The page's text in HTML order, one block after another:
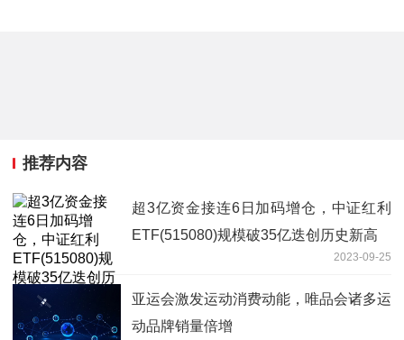
推荐内容
超3亿资金接连6日加码增仓，中证红利
ETF(515080)规模破35亿迭创历史新高
2023-09-25
亚运会激发运动消费动能，唯品会诸多运
动品牌销量倍增